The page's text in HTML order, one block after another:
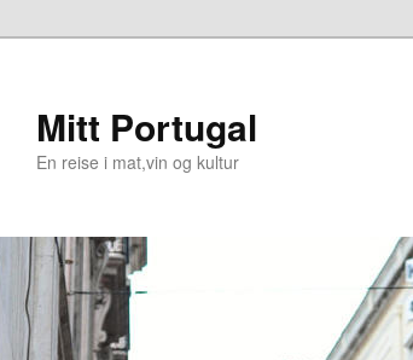
Mitt Portugal
En reise i mat,vin og kultur